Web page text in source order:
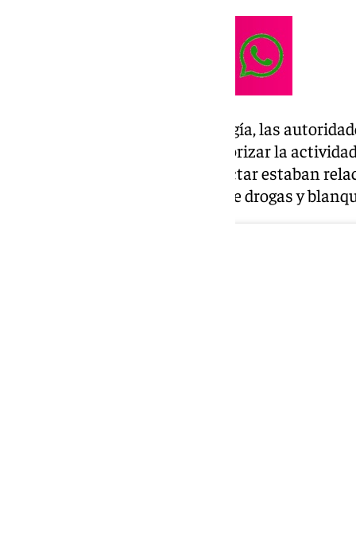
Mediante el uso de alta tecnología, las
servicio de mensajería y monitorizar la
mensajes que se pudieron detectar estaban
como tráfico de armas, tráfico de drogas y